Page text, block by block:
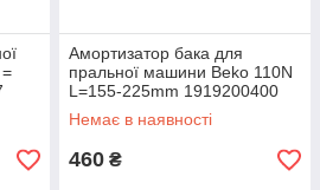
Амортизатор бака для
пральної машини Beko 110N
L=155-225mm 1919200400
Немає в наявності
460 ₴